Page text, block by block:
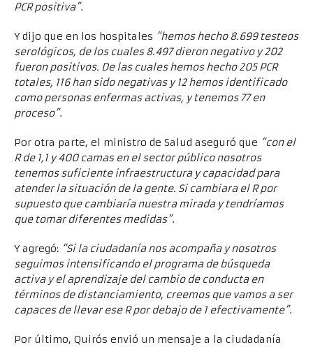
PCR positiva”.
Y dijo que en los hospitales “hemos hecho 8.699 testeos
serológicos, de los cuales 8.497 dieron negativo y 202
fueron positivos. De las cuales hemos hecho 205 PCR
totales, 116 han sido negativas y 12 hemos identificado
como personas enfermas activas, y tenemos 77 en
proceso”.
Por otra parte, el ministro de Salud aseguró que “con el
R de 1,1 y 400 camas en el sector público nosotros
tenemos suficiente infraestructura y capacidad para
atender la situación de la gente. Si cambiara el R por
supuesto que cambiaría nuestra mirada y tendríamos
que tomar diferentes medidas”.
Y agregó: “Si la ciudadanía nos acompaña y nosotros
seguimos intensificando el programa de búsqueda
activa y el aprendizaje del cambio de conducta en
términos de distanciamiento, creemos que vamos a ser
capaces de llevar ese R por debajo de 1 efectivamente”.
Por último, Quirós envió un mensaje a la ciudadanía